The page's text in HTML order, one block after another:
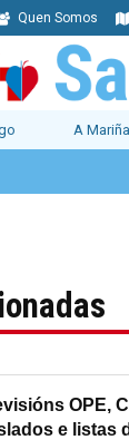
Quen Somos
A Mariña
OPE,
e listas